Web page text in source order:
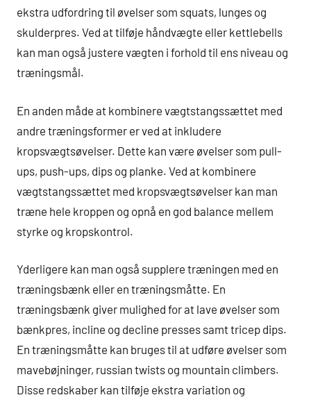
ekstra udfordring til øvelser som squats, lunges og
skulderpres. Ved at tilføje håndvægte eller kettlebells
kan man også justere vægten i forhold til ens niveau og
træningsmål.
En anden måde at kombinere vægtstangssættet med
andre træningsformer er ved at inkludere
kropsvægtsøvelser. Dette kan være øvelser som pull-
ups, push-ups, dips og planke. Ved at kombinere
vægtstangssættet med kropsvægtsøvelser kan man
træne hele kroppen og opnå en god balance mellem
styrke og kropskontrol.
Yderligere kan man også supplere træningen med en
træningsbænk eller en træningsmåtte. En
træningsbænk giver mulighed for at lave øvelser som
bænkpres, incline og decline presses samt tricep dips.
En træningsmåtte kan bruges til at udføre øvelser som
mavebøjninger, russian twists og mountain climbers.
Disse redskaber kan tilføje ekstra variation og